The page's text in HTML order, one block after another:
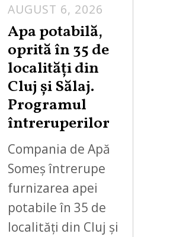
AUGUST 6, 2026
Apa potabilă,
oprită în 35 de
localități din
Cluj și Sălaj.
Programul
întreruperilor
Compania de Apă
Someș întrerupe
furnizarea apei
potabile în 35 de
localități din Cluj și